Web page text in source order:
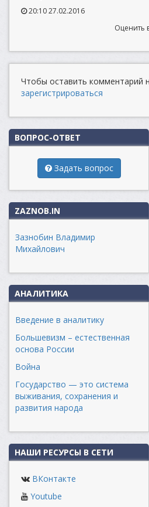
20:10 27.02.2016
Оценить
Чтобы оставить комментарий
зарегистрироваться
ВОПРОС-ОТВЕТ
Задать вопрос
ZAZNOB.IN
Зазнобин Владимир
Михайлович
АНАЛИТИКА
Введение в аналитику
Большевизм – естественная
основа России
Война
Государство — это система
выживания, сохранения и
развития народа
НАШИ РЕСУРСЫ В СЕТИ
ВКонтакте
Youtube